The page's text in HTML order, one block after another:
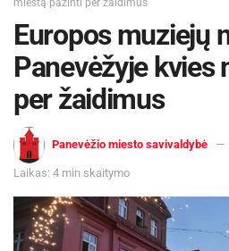
miestą pažinti per žaidimus
Europos muziejų
Panevėžyje kvies
per žaidimus
Panevėžio miesto savivaldybė
Laikas: 4 min skaitymo